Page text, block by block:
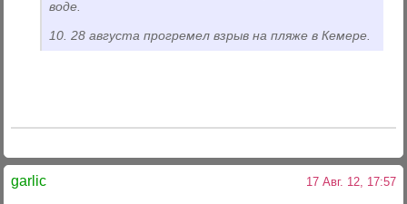
воде.
10. 28 августа прогремел взрыв на пляже в Кемере.
garlic 17 Авг. 12, 17:57